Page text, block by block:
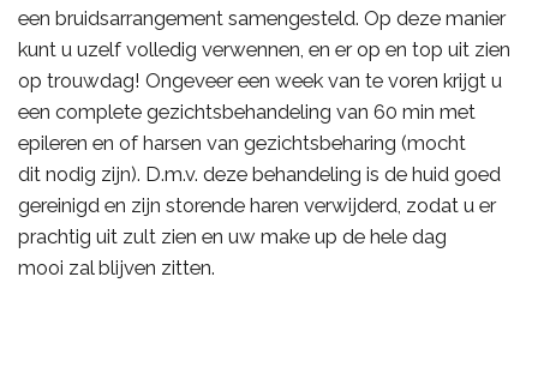
een bruidsarrangement samengesteld. Op deze manier
kunt u uzelf volledig verwennen, en er op en top uit zien
op trouwdag! Ongeveer een week van te voren krijgt u
een complete gezichtsbehandeling van 60 min met
epileren en of harsen van gezichtsbeharing (mocht
dit nodig zijn). D.m.v. deze behandeling is de huid goed
gereinigd en zijn storende haren verwijderd, zodat u er
prachtig uit zult zien en uw make up de hele dag
mooi zal blijven zitten.